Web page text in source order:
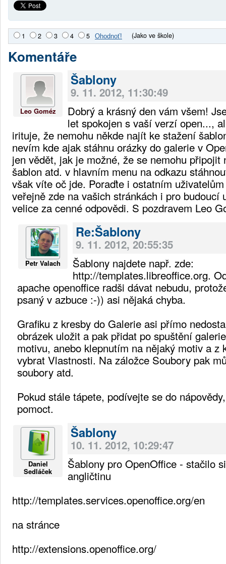
1 2 3 4 5 (Jako ve škole)
Komentáře
Leo Goméz
Šablony
9. 11. 2012, 11:30:49
Dobrý a krásný den vám všem!
let spokojen s vaší verzí open...,
irituje, že nemohu někde najít ke stažení
nevím kde ajak stáhnu orázky do galerie v
jen vědět, jak je možné, že se nemohu připojit
šablon atd. v hlavním menu na odkazu
však víte oč jde. Poraďte i ostatním
veřejně zde na vašich stránkách i pro budoucí
velice za cenné odpovědi. S pozdravem Leo
Petr Valach
Re:Šablony
9. 11. 2012, 20:55:35
Šablony najdete např. zde:
http://templates.libreoffice.org.
apache openoffice radši dávat nebudu,
psaný v azbuce :-)) asi nějaká chyba.
Grafiku z kresby do Galerie asi přímo
obrázek uložit a pak přidat po spuštění
motivu, anebo klepnutím na nějaký motiv a z
vybrat Vlastnosti. Na záložce Soubory pak
soubory atd.
Pokud stále tápete, podívejte se do
pomoct.
Daniel
Sedláček
Šablony
10. 11. 2012, 10:29:47
Šablony pro OpenOffice - stačilo
angličtinu
http://templates.services.openoffice.org/en
na stránce
http://extensions.openoffice.org/